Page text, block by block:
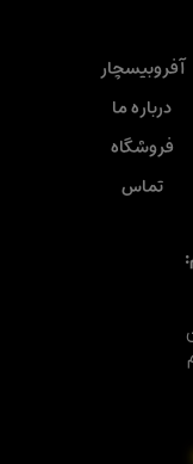
آفروبیسچار
درباره ما
فروشگاه
تماس